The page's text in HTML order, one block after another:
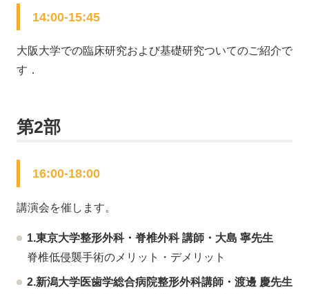
14:00-15:45
大阪大学での臨床研究および基礎研究ついてのご紹介で
す．
第2部
16:00-18:00
講演会を催します。
1.東京大学整形外科・脊椎外科 講師・大島 寧先生
脊椎低侵襲手術のメリット・デメリット
2.新潟大学医歯学総合病院整形外科講師・渡邊 慶先生